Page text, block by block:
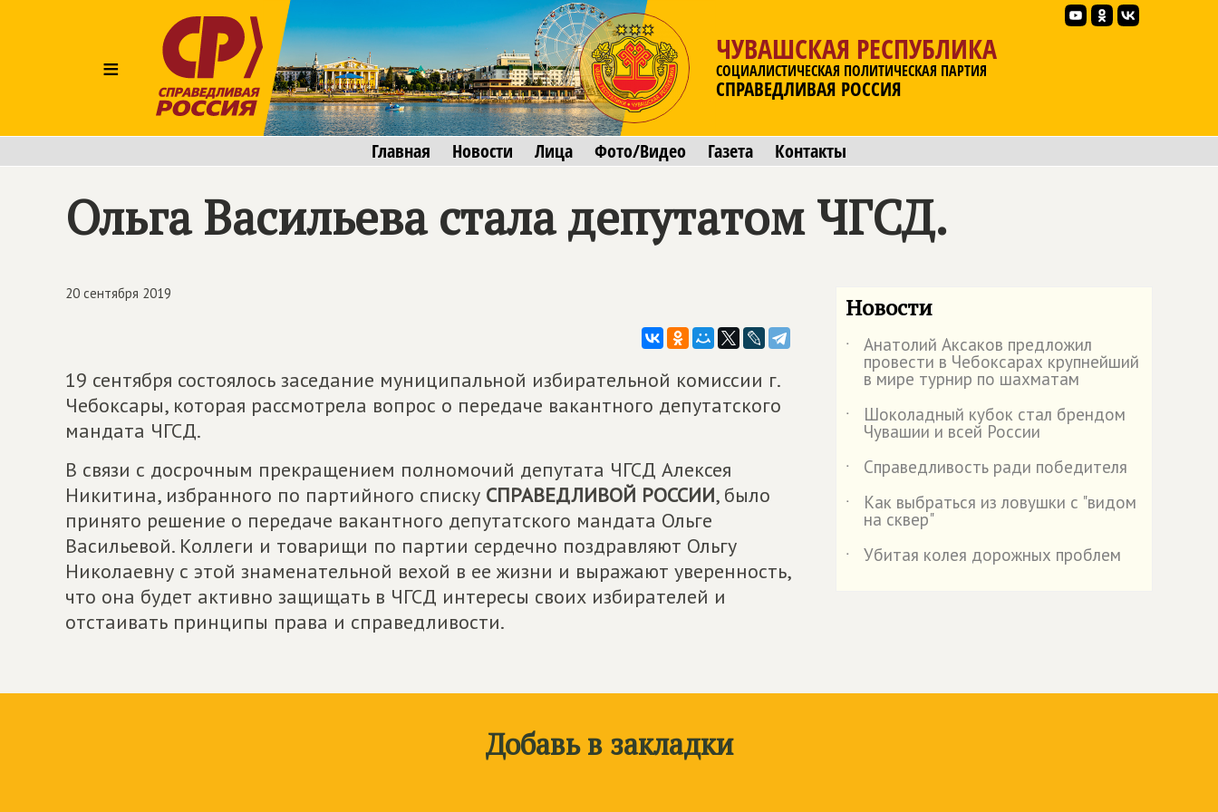
≡
ЧУВАШСКАЯ РЕСПУБЛИКА
СОЦИАЛИСТИЧЕСКАЯ ПОЛИТИЧЕСКАЯ ПАРТИЯ
СПРАВЕДЛИВАЯ РОССИЯ
Главная Новости Лица Фото/Видео Газета Контакты
Ольга Васильева стала депутатом ЧГСД.
20 сентября 2019
19 сентября состоялось заседание муниципальной избирательной комиссии г.
Чебоксары, которая рассмотрела вопрос о передаче вакантного депутатского
мандата ЧГСД.
В связи с досрочным прекращением полномочий депутата ЧГСД Алексея
Никитина, избранного по партийного списку СПРАВЕДЛИВОЙ РОССИИ, было
принято решение о передаче вакантного депутатского мандата Ольге
Васильевой. Коллеги и товарищи по партии сердечно поздравляют Ольгу
Николаевну с этой знаменательной вехой в ее жизни и выражают уверенность,
что она будет активно защищать в ЧГСД интересы своих избирателей и
отстаивать принципы права и справедливости.
Новости
˙ Анатолий Аксаков предложил
провести в Чебоксарах крупнейший
в мире турнир по шахматам
˙
Шоколадный кубок стал брендом
Чувашии и всей России
˙
Справедливость ради победителя
˙
Как выбраться из ловушки с "видом
на сквер"
˙
Убитая колея дорожных проблем
Добавь в закладки